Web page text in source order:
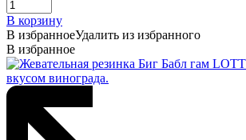
В корзину
В избранноеУдалить из избранного
В избранное